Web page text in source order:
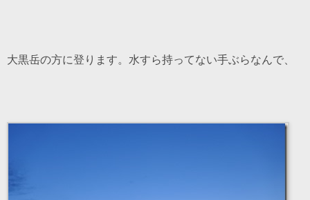
大黒岳の方に登ります。水すら持ってない手ぶらなんで、